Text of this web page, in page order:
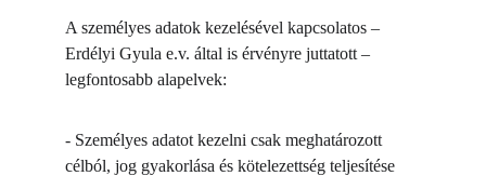
A személyes adatok kezelésével kapcsolatos –
Erdélyi Gyula e.v. által is érvényre juttatott –
legfontosabb alapelvek:
- Személyes adatot kezelni csak meghatározott
célból, jog gyakorlása és kötelezettség teljesítése